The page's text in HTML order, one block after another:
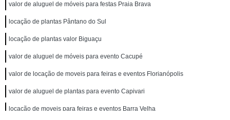
valor de aluguel de móveis para festas Praia Brava
locação de plantas Pântano do Sul
locação de plantas valor Biguaçu
valor de aluguel de móveis para evento Cacupé
valor de locação de moveis para feiras e eventos Florianópolis
valor de aluguel de plantas para evento Capivari
locação de moveis para feiras e eventos Barra Velha